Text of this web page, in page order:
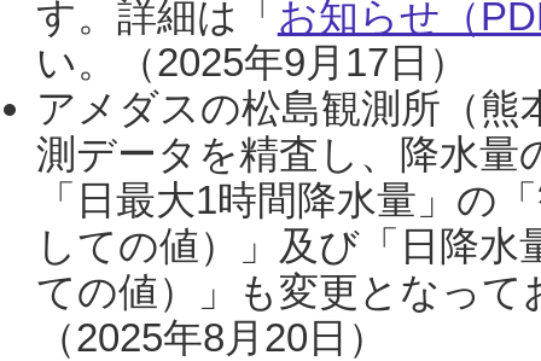
す。詳細は「 お知らせ（
い。（2025年9月17日）
アメダスの松島観測所（熊
測データを精査し、降水
「日最大1時間降水量」の
しての値）」及び「日降
ての値）」も変更となっ
（2025年8月20日）